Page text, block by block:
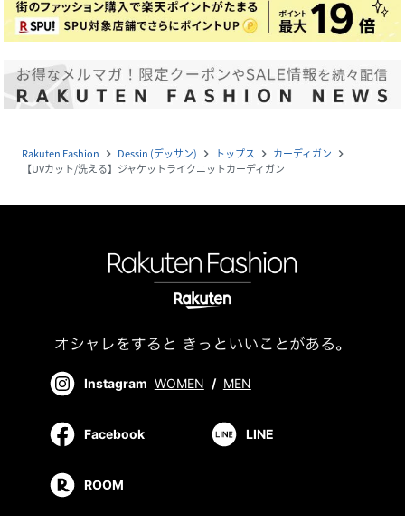
Rakuten Fashion navigate_next Dessin (デッサン) navigate_next トップス navigate_next カーディガン navigate_next
【UVカット/洗える】ジャケットライクニットカーディガン
Instagram WOMEN / MEN
Facebook LINE
ROOM